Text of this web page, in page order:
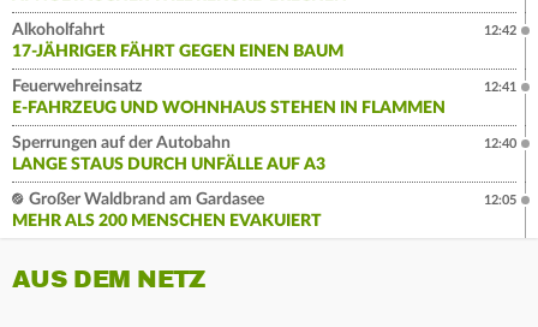
Alkoholfahrt
17-JÄHRIGER FÄHRT GEGEN EINEN BAUM
12:42
Feuerwehreinsatz
E-FAHRZEUG UND WOHNHAUS STEHEN IN FLAMMEN
12:41
Sperrungen auf der Autobahn
LANGE STAUS DURCH UNFÄLLE AUF A3
12:40
Großer Waldbrand am Gardasee
MEHR ALS 200 MENSCHEN EVAKUIERT
12:05
AUS DEM NETZ